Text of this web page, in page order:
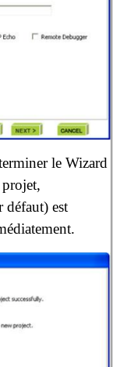
le Wizard
défaut) est